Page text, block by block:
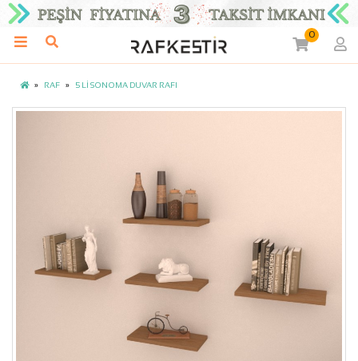
0
RAF 5 Lİ SONOMA DUVAR RAFI